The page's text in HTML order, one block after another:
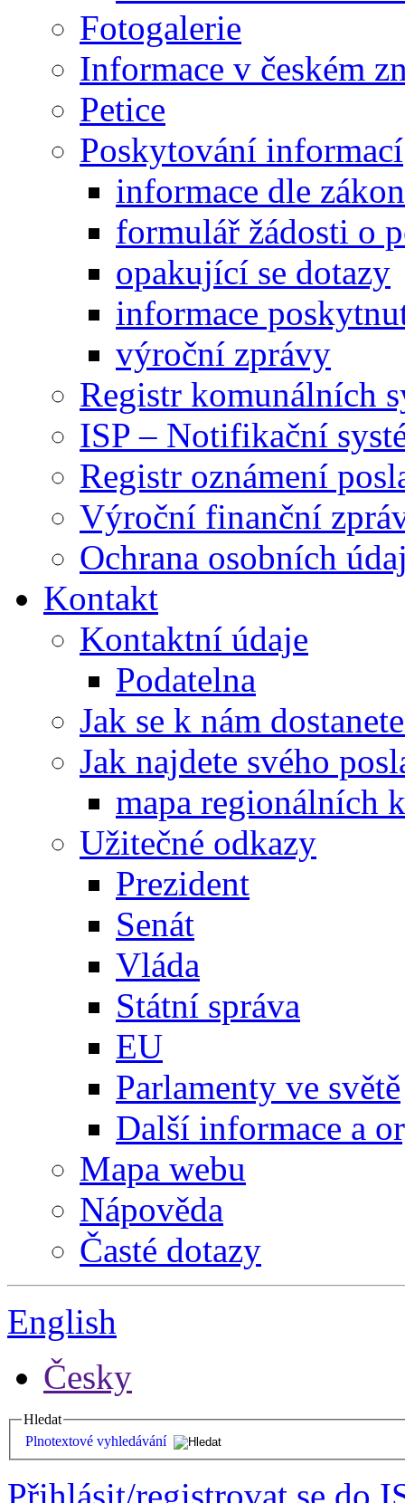
Fotogalerie
Informace v českém
Petice
Poskytování informací
informace dle
formulář žádosti o
opakující se dotazy
informace
výroční zprávy
Registr komunálních
ISP – Notifikační
Registr oznámení
Výroční finanční
Ochrana osobních
Kontakt
Kontaktní údaje
Podatelna
Jak se k nám
Jak najdete svého
mapa regionálních
Užitečné odkazy
Prezident
Senát
Vláda
Státní správa
EU
Parlamenty ve světě
Další informace a
Mapa webu
Nápověda
Časté dotazy
English
Česky
Hledat
Plnotextové vyhledávání